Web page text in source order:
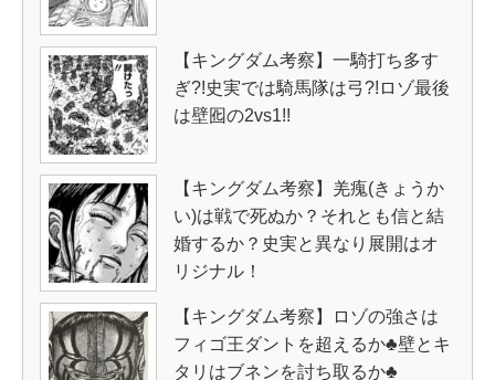
【キングダム考察】一騎打ち多す
ぎ?!史実では騎馬隊は弓?!ロゾ最後
は壁囮の2vs1!!
【キングダム考察】羌瘣(きょうか
い)は戦で死ぬか？それとも信と結
婚するか？史実と異なり展開はオ
リジナル！
【キングダム考察】ロゾの強さは
フィゴ王ダントを超えるか♣壁とキ
タリはブネンを討ち取るか♣